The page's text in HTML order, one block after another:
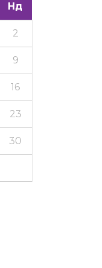
Нд
2
9
16
23
30